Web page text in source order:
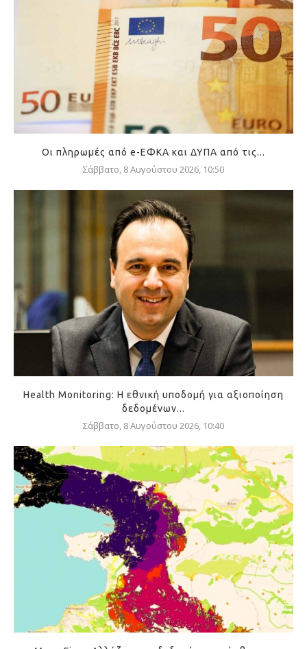
Οι πληρωμές από e-ΕΦΚΑ και ΔΥΠΑ από τις...
Σάββατο, 8 Αυγούστου 2026, 10:50
Health Monitoring: Η εθνική υποδομή για αξιοποίηση
δεδομένων...
Σάββατο, 8 Αυγούστου 2026, 10:40